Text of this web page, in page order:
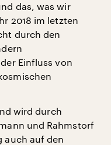
das, was wir
2018 im letzten
durch den
Einfluss von
wird durch
und Rahmstorf
auch auf den